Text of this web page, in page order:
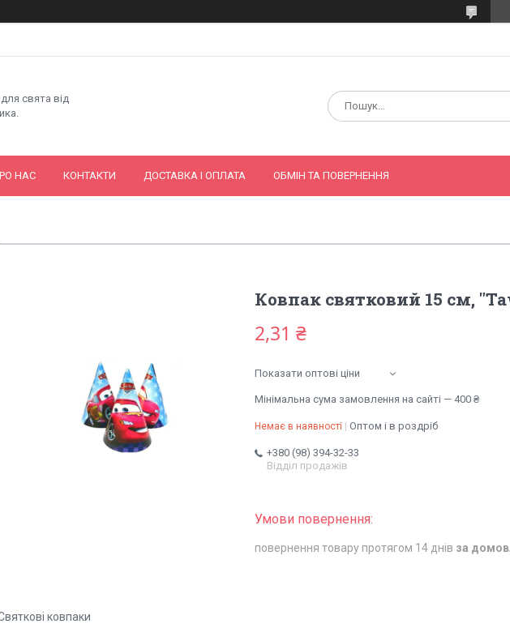
свята від
НАС КОНТАКТИ ДОСТАВКА І ОПЛАТА ОБМІН ТА ПОВЕРНЕННЯ
Ковпак святковий 15 см,
2,31 ₴
Показати оптові ціни
Мінімальна сума замовлення на сайті — 400 ₴
Немає в наявності Оптом і в роздріб
+380 (98) 394-32-33
Відділ продажів
повернення товару протягом 14 днів за
ковпаки